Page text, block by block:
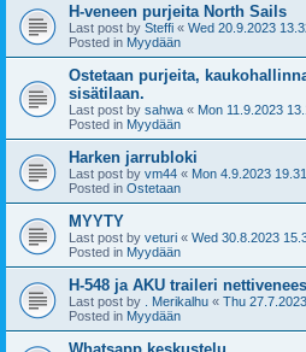
H-veneen purjeita North Sails
Last post by Steffi « Wed 20.9.2023
Posted in Myydään
Ostetaan purjeita,
sisätilaan.
Last post by sahwa « Mon 11.9.2023
Posted in Myydään
Harken jarrubloki
Last post by vm44 « Mon 4.9.2023 19.31
Posted in Ostetaan
MYYTY
Last post by veturi « Wed 30.8.2023
Posted in Myydään
H-548 ja AKU traileri
Last post by . Merikalhu « Thu
Posted in Myydään
Whatsapp keskustelu